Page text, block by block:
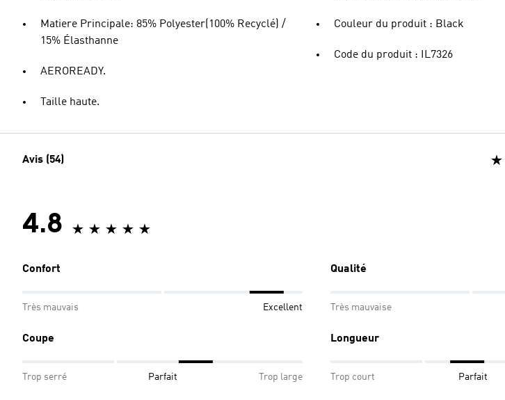
Matiere Principale: 85% Polyester(100% Recyclé) /
15% Élasthanne
AEROREADY.
Taille haute.
Couleur du produit : Black
Code du produit : IL7326
Avis (54)
4.8
Confort
Très mauvais Excellent
Qualité
Très mauvaise
Coupe
Trop serré Parfait Trop large
Longueur
Trop court Parfait